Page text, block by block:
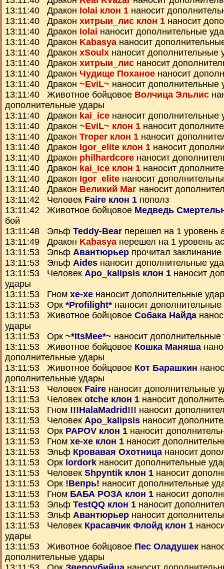
13:11:40 Дракон Iolai клон 1 наносит
13:11:40 Дракон хитрыи_лис клон 1 наносит
13:11:40 Дракон Iolai наносит дополнительные
13:11:40 Дракон Kabasyaнаносит
13:11:40 Дракон xSoulx наносит дополнительные
13:11:40 Дракон хитрыи_лис наносит
13:11:40 Дракон Чудище Поханое наносит
13:11:40 Дракон ~EviL~ наносит дополнительные
13:11:40 Животное бойцовое Волчица Эльлис
дополнительные удары
13:11:40 Дракон kai_ice наносит дополнительные
13:11:40 Дракон ~EviL~ клон 1 наносит
13:11:40 Дракон Troper клон 1 наносит
13:11:40 Дракон Igor_elite клон 1 наносит
13:11:40 Дракон philhardcore наносит
13:11:40 Дракон kai_ice клон 1 наносит
13:11:40 Дракон Igor_elite наносит
13:11:40 Дракон Великий Маг наносит
13:11:42 Человек Faire клон 1 пополз
13:11:42 Животное бойцовое Медведь
бой
13:11:48 Эльф Teddy-Bear перешел на 1 уровень
13:11:49 Дракон Kabasya перешел на 1 уровень
13:11:53 Эльф Авантюрьер прочитал заклинание
13:11:53 Эльф Aides наносит дополнительные
13:11:53 Человек Apo_kalipsis клон 1 наносит
удары
13:11:53 Гном xe-xe наносит дополнительные
13:11:53 Орк *Profilight* наносит
13:11:53 Животное бойцовое Собака Найда
удары
13:11:53 Орк ~*ItsMee*~ наносит
13:11:53 Животное бойцовое Кошка Маняша
дополнительные удары
13:11:53 Животное бойцовое Кот Барашкин
дополнительные удары
13:11:53 Человек Faire наносит дополнительные
13:11:53 Человек otche клон 1 наносит
13:11:53 Гном !!!HalaMadrid!!! наносит
13:11:53 Человек Apo_kalipsis наносит
13:11:53 Орк PAPOV клон 1 наносит
13:11:53 Гном xe-xe клон 1 наносит
13:11:53 Эльф Кровавая Охотницананосит
13:11:53 Орк lordork наносит дополнительные
13:11:53 Человек Shpyntik клон 1 наносит
13:11:53 Орк !Вепрь! наносит дополнительные
13:11:53 Гном БАБА РОЗА клон 1 наносит
13:11:53 Эльф TestQQ клон 1 наносит
13:11:53 Эльф Авантюрьер наносит
13:11:53 Человек Красавчик Флойд клон 1
удары
13:11:53 Животное бойцовое Пес Оладушек
дополнительные удары